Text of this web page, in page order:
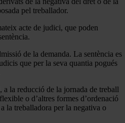
pel treballador.
acte de judici, que poden
de la demanda. La sentència es
que per la seva quantia pogués
la reducció de la jornada de treball
o d’altres formes d’ordenació
la treballadora per la negativa o